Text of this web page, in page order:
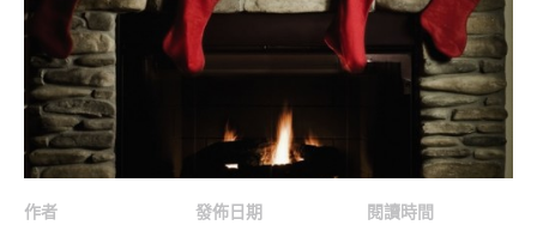
作者
發佈日期
閱讀時間